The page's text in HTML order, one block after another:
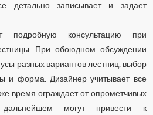
детально записывает и задает
подробную консультацию при
При обоюдном обсуждении
разных вариантов лестниц, выбор
и форма. Дизайнер учитывает все
время ограждает от опрометчивых
могут привести к